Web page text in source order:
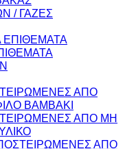
/ ΓΑΖΕΣ
ΑΠΟ
ΒΑΜΒΑΚΙ
ΑΠΟ ΜΗ
ΑΠΟ